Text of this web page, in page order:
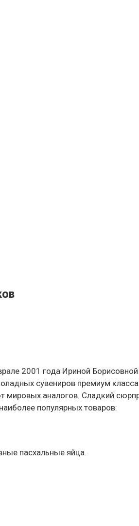
2001 года Ириной
сувениров премиум
мировых аналогов. Сладкий
популярных товаров:
пасхальные яйца.